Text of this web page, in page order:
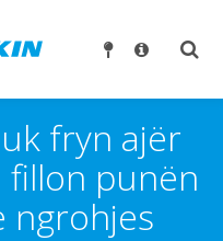
fryn ajër
fillon punën
ngrohjes